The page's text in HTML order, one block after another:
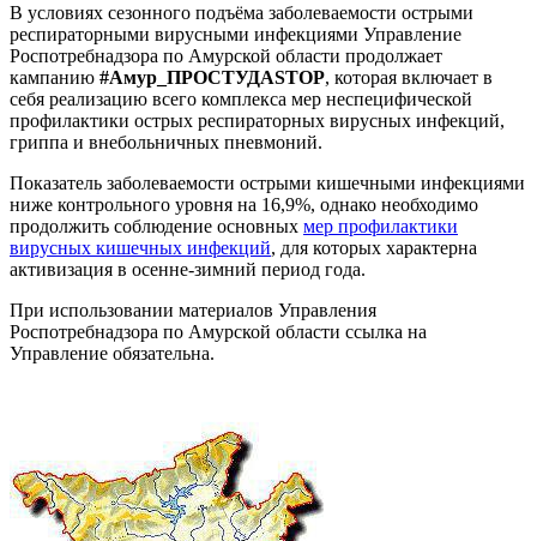
В условиях сезонного подъёма заболеваемости острыми
респираторными вирусными инфекциями Управление
Роспотребнадзора по Амурской области продолжает
кампанию #Амур_ПРОСТУДАSTOP, которая включает в
себя реализацию всего комплекса мер неспецифической
профилактики острых респираторных вирусных инфекций,
гриппа и внебольничных пневмоний.
Показатель заболеваемости острыми кишечными инфекциями
ниже контрольного уровня на 16,9%, однако необходимо
продолжить соблюдение основных мер профилактики
вирусных кишечных инфекций, для которых характерна
активизация в осенне-зимний период года.
При использовании материалов Управления
Роспотребнадзора по Амурской области ссылка на
Управление обязательна.